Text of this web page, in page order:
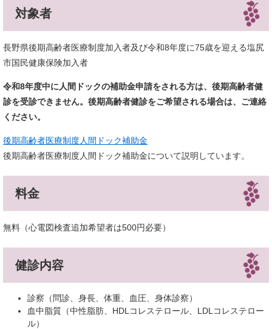
対象者
長野県後期高齢者医療制度加入者及び令和8年度に75歳を迎える塩尻
市国民健康保険加入者
令和8年度中に人間ドックの補助金申請をされる方は、後期高齢者健
診を受診できません。後期高齢者健診をご希望される場合は、ご連絡
ください。
後期高齢者医療制度人間ドック補助金
後期高齢者医療制度人間ドック補助金について説明しています。
料金
無料（心電図検査追加希望者は500円必要）
健診内容
診察（問診、身長、体重、血圧、身体診察）
血中脂質（中性脂肪、HDLコレステロール、LDLコレステロー
ル）